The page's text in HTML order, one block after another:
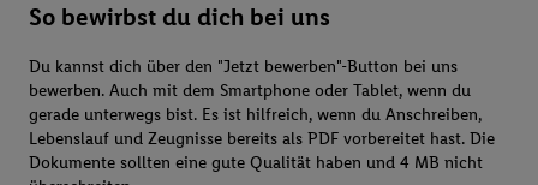
So bewirbst du dich bei uns
Du kannst dich über den "Jetzt bewerben"-Button bei uns
bewerben. Auch mit dem Smartphone oder Tablet, wenn du
gerade unterwegs bist. Es ist hilfreich, wenn du Anschreiben,
Lebenslauf und Zeugnisse bereits als PDF vorbereitet hast. Die
Dokumente sollten eine gute Qualität haben und 4 MB nicht